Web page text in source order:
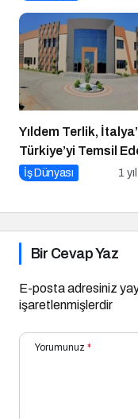
Yıldem Terlik,
Türkiye’yi Temsil
Gaziantepli yerli
gösterecek
İş Dünyası 1
Bir Cevap Yaz
E-posta adresiniz
işaretlenmişlerdir
Yorumunuz *